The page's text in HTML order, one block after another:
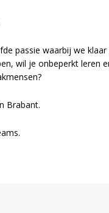
passie waarbij we
wil je onbeperkt leren
Brabant.